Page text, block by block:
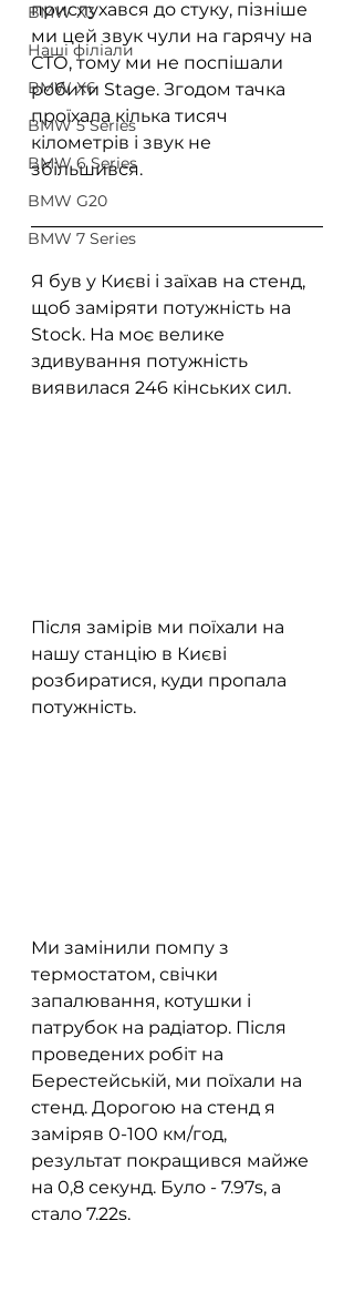
BMW X3
Наші філіали
BMW X6
BMW 5 Series
BMW 6 Series
BMW G20
BMW 7 Series
прислухався до стуку, пізніше
ми цей звук чули на гарячу на
СТО, тому ми не поспішали
робити Stage. Згодом тачка
проїхала кілька тисяч
кілометрів і звук не
збільшився.
Я був у Києві і заїхав на стенд,
щоб заміряти потужність на
Stock. На моє велике
здивування потужність
виявилася 246 кінських сил.
Після замірів ми поїхали на
нашу станцію в Києві
розбиратися, куди пропала
потужність.
Ми замінили помпу з
термостатом, свічки
запалювання, котушки і
патрубок на радіатор. Після
проведених робіт на
Берестейській, ми поїхали на
стенд. Дорогою на стенд я
заміряв 0-100 км/год,
результат покращився майже
на 0,8 секунд. Було - 7.97s, а
стало 7.22s.